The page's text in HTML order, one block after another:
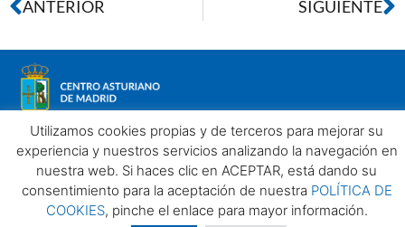
ANTERIOR SIGUIENTE
Aviso legalPolítica de privacidadPolítica de Cookies
Centro Asturiano de Madrid. Todos los derechos reservados
Utilizamos cookies propias y de terceros para mejorar su
experiencia y nuestros servicios analizando la navegación en
nuestra web. Si haces clic en ACEPTAR, está dando su
consentimiento para la aceptación de nuestra POLÍTICA DE
COOKIES, pinche el enlace para mayor información.